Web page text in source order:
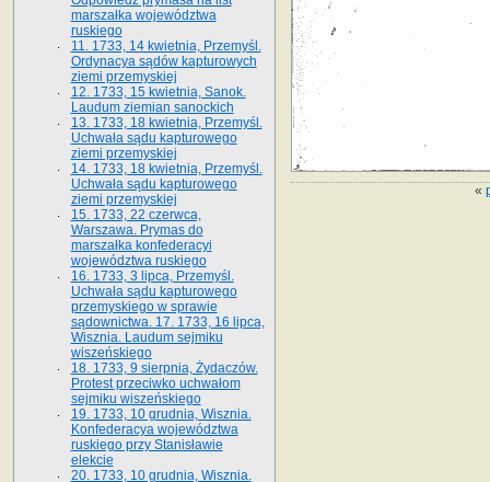
«
marszałka województwa
ruskiego
11. 1733, 14 kwietnia, Przemyśl.
Ordynacya sądów kapturowych
ziemi przemyskiej
12. 1733, 15 kwietnia, Sanok.
Laudum ziemian sanockich
13. 1733, 18 kwietnia, Przemyśl.
Uchwała sądu kapturowego
ziemi przemyskiej
14. 1733, 18 kwietnia, Przemyśl.
Uchwała sądu kapturowego
ziemi przemyskiej
15. 1733, 22 czerwca,
Warszawa. Prymas do
marszałka konfederacyi
województwa ruskiego
16. 1733, 3 lipca, Przemyśl.
Uchwała sądu kapturowego
przemyskiego w sprawie
sądownictwa. 17. 1733, 16 lipca,
Wisznia. Laudum sejmiku
wiszeńskiego
18. 1733, 9 sierpnia, Żydaczów.
Protest przeciwko uchwałom
sejmiku wiszeńskiego
19. 1733, 10 grudnia, Wisznia.
Konfederacya województwa
ruskiego przy Stanisławie
elekcie
20. 1733, 10 grudnia, Wisznia.